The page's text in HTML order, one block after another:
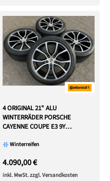
4 ORIGINAL 21" ALU
WINTERRÄDER PORSCHE
CAYENNE COUPE E3 9Y
Winterreifen
4.090,00 €
inkl. MwSt. zzgl. Versandkosten